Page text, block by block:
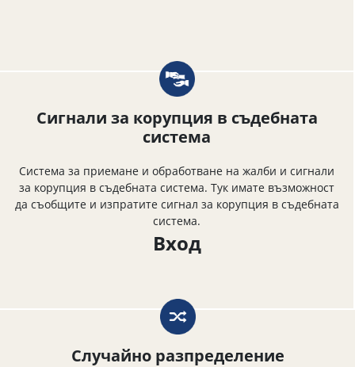
Сигнали за корупция в съдебната
система
Система за приемане и обработване на жалби и сигнали
за корупция в съдебната система. Тук имате възможност
да съобщите и изпратите сигнал за корупция в съдебната
система.
Вход
Случайно разпределение